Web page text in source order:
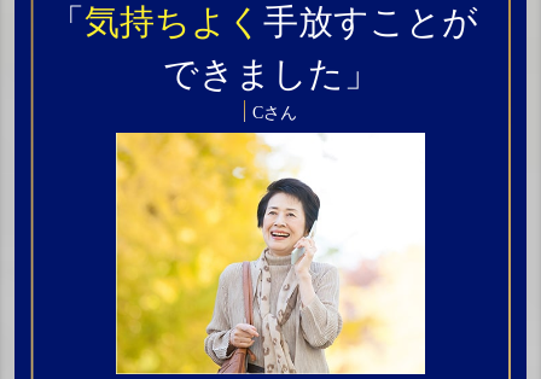
「 気持ちよく 手放すことが
できました」
Cさん